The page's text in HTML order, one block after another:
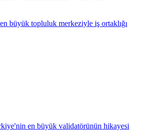
büyük topluluk merkeziyle iş ortaklığı
en büyük validatörünün hikayesi